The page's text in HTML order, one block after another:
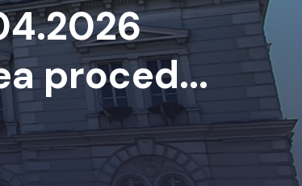
proced...